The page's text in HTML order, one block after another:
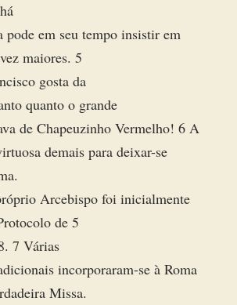
pode em seu tempo insistir em
maiores. 5
gosta da
quanto o grande
de Chapeuzinho Vermelho! 6 A
demais para deixar-se
Arcebispo foi inicialmente
de 5
7 Várias
incorporaram-se à Roma
Missa.